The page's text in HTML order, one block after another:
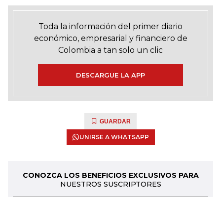
Toda la información del primer diario
económico, empresarial y financiero de
Colombia a tan solo un clic
DESCARGUE LA APP
GUARDAR
UNIRSE A WHATSAPP
CONOZCA LOS BENEFICIOS EXCLUSIVOS PARA
NUESTROS SUSCRIPTORES